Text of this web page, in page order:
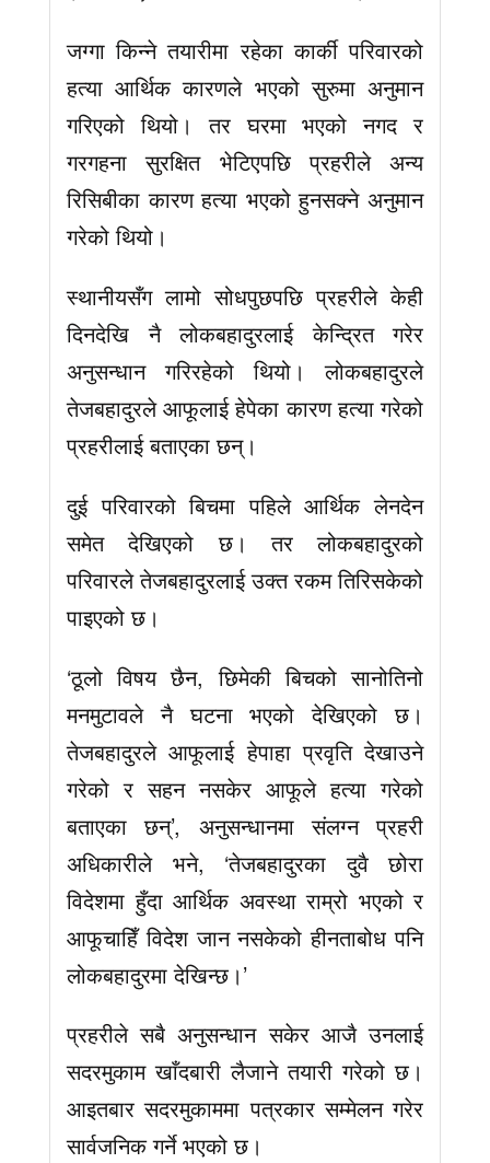
जग्गा किन्ने तयारीमा रहेका कार्की परिवारको
हत्या आर्थिक कारणले भएको सुरुमा अनुमान
गरिएको थियो। तर घरमा भएको नगद र
गरगहना सुरक्षित भेटिएपछि प्रहरीले अन्य
रिसिबीका कारण हत्या भएको हुनसक्ने अनुमान
गरेको थियो।
स्थानीयसँग लामो सोधपुछपछि प्रहरीले केही
दिनदेखि नै लोकबहादुरलाई केन्द्रित गरेर
अनुसन्धान गरिरहेको थियो। लोकबहादुरले
तेजबहादुरले आफूलाई हेपेका कारण हत्या गरेको
प्रहरीलाई बताएका छन्।
दुई परिवारको बिचमा पहिले आर्थिक लेनदेन
समेत देखिएको छ। तर लोकबहादुरको
परिवारले तेजबहादुरलाई उक्त रकम तिरिसकेको
पाइएको छ।
‘ठूलो विषय छैन, छिमेकी बिचको सानोतिनो
मनमुटावले नै घटना भएको देखिएको छ।
तेजबहादुरले आफूलाई हेपाहा प्रवृति देखाउने
गरेको र सहन नसकेर आफूले हत्या गरेको
बताएका छन्’, अनुसन्धानमा संलग्न प्रहरी
अधिकारीले भने, ‘तेजबहादुरका दुवै छोरा
विदेशमा हुँदा आर्थिक अवस्था राम्रो भएको र
आफूचाहिँ विदेश जान नसकेको हीनताबोध पनि
लोकबहादुरमा देखिन्छ।’
प्रहरीले सबै अनुसन्धान सकेर आजै उनलाई
सदरमुकाम खाँदबारी लैजाने तयारी गरेको छ।
आइतबार सदरमुकाममा पत्रकार सम्मेलन गरेर
सार्वजनिक गर्ने भएको छ।